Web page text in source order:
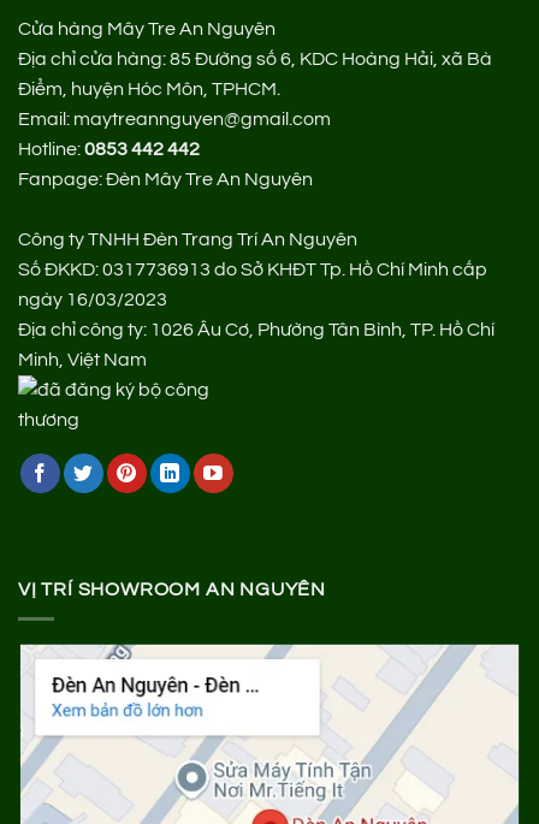
Cửa hàng Mây Tre An Nguyên
Địa chỉ cửa hàng:85 Đường số 6, KDC Hoàng Hải, xã Bà
Điểm, huyện Hóc Môn, TPHCM.
Email: maytreannguyen@gmail.com
Hotline:0853 442 442
Fanpage:Đèn Mây Tre An Nguyên
Công ty TNHH Đèn Trang Trí An Nguyên
Số ĐKKD: 0317736913 do Sở KHĐT Tp. Hồ Chí Minh cấp
ngày 16/03/2023
Địa chỉ công ty: 1026 Âu Cơ, Phường Tân Bình, TP. Hồ Chí
Minh, Việt Nam
VỊ TRÍ SHOWROOM AN NGUYÊN